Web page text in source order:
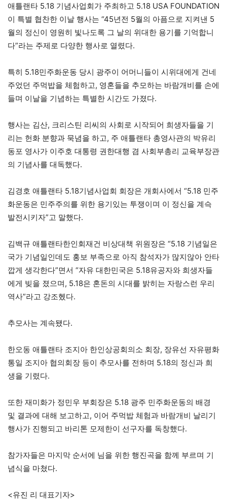
애틀랜타 5.18 기념사업회가 주최하고 5.18 USA FOUNDATION
이 특별 협찬한 이날 행사는 “45년전 5월의 아픔으로 지켜낸 5
월의 정신이 영원히 빛나도록 그 날의 위대한 용기를 기억합니
다”라는 주제로 다양한 행사로 열렸다.
특히 5.18민주화운동 당시 광주이 어머니들이 시위대에게 건네
주었던 주먹밥을 체험하고, 영혼들을 추모하는 바람개비를 손에
들며 이날을 기념하는 특별한 시간도 가졌다.
행사는 김산, 크리스틴 리씨의 사회로 시작되어 희생자들을 기
리는 헌화 분향과 묵념을 하고, 주 애틀랜타 총영사관의 박유리
동포 영사가 이주호 대통령 권한대행 겸 사회부총리 교육부장관
의 기념사를 대독했다.
김경호 애틀랜타 5.18기념사업회 회장은 개회사에서 “5.18 민주
화운동은 민주주의를 위한 용기있는 투쟁이며 이 정신을 계슥
발전시키자”고 말했다.
김백규 애틀랜타한인회재건 비상대책 위원장은 “5.18 기념일은
국가 기념일인데도 홍보 부족으로 아직 참석자가 많지않아 안타
깝게 생각한다”면서 “자유 대한민국은 5.18유공자와 희생자들
에게 빚을 졌으며, 5.18은 혼돈의 시대를 밝히는 자랑스런 우리
역사”라고 강조헸다.
추모사는 계속됐다.
한오동 애틀랜타 조지아 한인상공회의소 회장, 장유선 자유평화
통일 조지아 협의회장 등이 추모사를 전하며 5.18의 정신과 희
생을 기렸다.
또한 재미화가 정민우 부회장은 5.18 광주 민주화운동의 배경
및 결과에 대해 보고하고, 이어 주먹밥 체험과 바람개비 날리기
행사가 진행되고 바리톤 모제한이 선구자를 독창했다.
참가자들은 마지막 순서에 님을 위한 행진곡을 함께 부르며 기
념식을 마쳤다.
<유진 리 대표기자>